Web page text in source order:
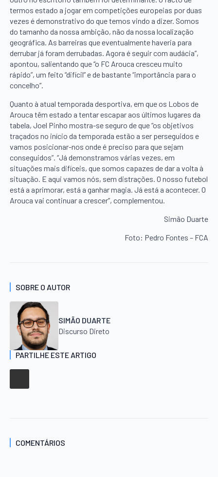
termos estado a jogar em competições europeias por duas
vezes é demonstrativo do que temos vindo a dizer. Somos
do tamanho da nossa ambição, não da nossa localização
geográfica. As barreiras que eventualmente haveria para
derrubar já foram derrubadas. Agora é seguir com audácia”,
apontou, salientando que “o FC Arouca cresceu muito
rápido”, um feito “difícil” e de bastante “importância para o
concelho”.
Quanto à atual temporada desportiva, em que os Lobos de
Arouca têm estado a tentar escapar aos últimos lugares da
tabela, Joel Pinho mostra-se seguro de que “os objetivos
traçados no início da temporada estão a ser perseguidos e
vamos posicionar-nos onde é preciso para que sejam
conseguidos”. “Já demonstramos várias vezes, em
situações mais difíceis, que somos capazes de dar a volta à
situação. E aqui vamos nós, sem distrações. O nosso futebol
está a aprimorar, está a ganhar magia. Já está a acontecer. O
Arouca vai continuar a crescer”, complementou.
Simão Duarte
Foto: Pedro Fontes – FCA
SOBRE O AUTOR
SIMÃO DUARTE
Discurso Direto
PARTILHE ESTE ARTIGO
COMENTÁRIOS